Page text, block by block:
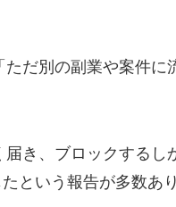
ただ別の副業や案件に
き、ブロックするし
という報告が多数あり